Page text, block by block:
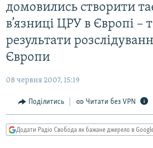
матеріалу
Перейти
до
основної
навігації
Перейти
до
СТАТТІ
СПОРТ
УКРАЇНА
РОСІЙСЬКА «ФІЛЬТРАЦІЯ»
КРИМ.РЕАЛІЇ
ТИ ЯК?
СХЕМИ
домовились створити
в’язниці ЦРУ в Європі –
результати
Європи
08 червня 2007, 15:19
Поділитись Читати без VPN
Додати Радіо Свобода як бажане джерело в